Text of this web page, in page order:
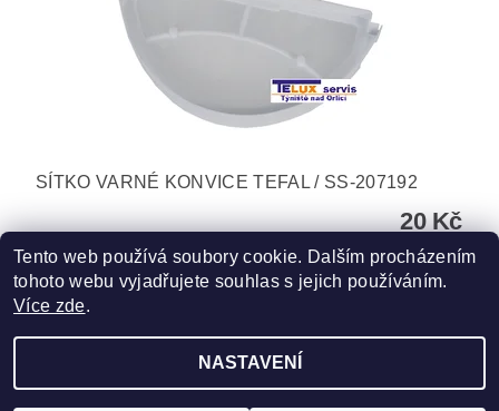
SÍTKO VARNÉ KONVICE TEFAL / SS-207192
20 Kč
2026 ©TELUX servis, všechna práva vyhrazenaUpravit nastavení cookies
Tento web používá soubory cookie. Dalším procházením
tohoto webu vyjadřujete souhlas s jejich používáním.
Více zde.
NASTAVENÍ